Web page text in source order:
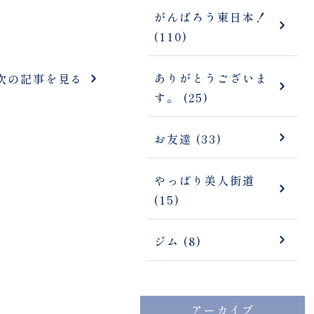
の記事を見る
がんばろう東日本！
(110)
ありがとうございま
す。 (25)
お友達 (33)
やっぱり美人街道
(15)
ジム (8)
アーカイブ